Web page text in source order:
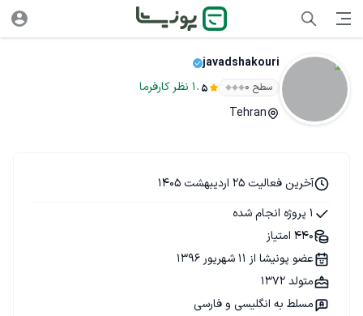
javadshakouri
سطح ۰ 5
.
1 نظر کارفرما
Tehran
آخرین فعالیت 25 اردیبهشت 1405
1 پروژه انجام شده
440 امتیاز
عضو پونیشا از 11 شهریور 1396
متولد 1372
مسلط به انگلیسی و فارسی